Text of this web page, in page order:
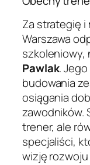
Za strategię i
Warszawa
szkoleniowy,
Pawlak.
budowania
osiągania
zawodników.
trener, ale
specjaliści,
wizję rozwoju